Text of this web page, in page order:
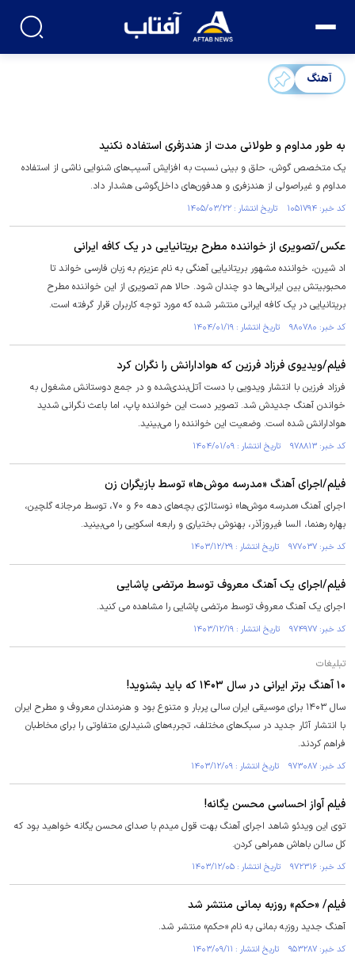
آهنگ
به طور مداوم و طولانی مدت از هندزفری استفاده نکنید
یک متخصص گوش، حلق و بینی نسبت به افزایش آسیب‌های شنوایی ناشی از استفاده
مداوم و غیراصولی از هندزفری و هدفون‌های داخل‌گوشی هشدار داد.
کد خبر: ۱۰۵۱۷۹۴ تاریخ انتشار : ۱۴۰۵/۰۳/۲۲
عکس/تصویری از خواننده مطرح بریتانیایی در یک کافه ایرانی
اد شیرن، خواننده مشهور بریتانیایی آهنگی به نام عزیزم به زبان فارسی خواند تا
محبوبیتش بین ایرانی‌ها دو چندان شود. حالا هم تصویری از این خواننده مطرح
بریتانیایی در یک کافه ایرانی منتشر شده که مورد توجه کاربران قرار گرفته است.
کد خبر: ۹۸۰۷۸۰ تاریخ انتشار : ۱۴۰۴/۰۱/۱۹
فیلم/ویدیوی فرزاد فرزین که هوادارانش را نگران کرد
فرزاد فرزین با انتشار ویدویی با دست آتل‌بندی‌شده و در جمع دوستانش مشغول به
خواندن آهنگ جدیدش شد. تصویر دست این خواننده پاپ، اما باعث نگرانی شدید
هوادارانش شده است. وضعیت این خواننده را می‌بینید.
کد خبر: ۹۷۸۸۱۳ تاریخ انتشار : ۱۴۰۴/۰۱/۰۹
فیلم/اجرای آهنگ «مدرسه موش‌ها» توسط بازیگران زن
اجرای آهنگ «مدرسه موش‌ها» نوستالژی بچه‌های دهه ۶۰ و ۷۰، توسط مرجانه گلچین،
بهاره رهنما، السا فیروز‌آذر، بهنوش بختیاری و رابعه اسکویی را می‌بینید.
کد خبر: ۹۷۷۰۳۷ تاریخ انتشار : ۱۴۰۳/۱۲/۲۹
فیلم/اجرای یک آهنگ معروف توسط مرتضی پاشایی
اجرای یک آهنگ معروف توسط مرتضی پاشایی را مشاهده می کنید.
کد خبر: ۹۷۴۹۷۷ تاریخ انتشار : ۱۴۰۳/۱۲/۱۹
تبلیغات
۱۰ آهنگ برتر ایرانی در سال ۱۴۰۳ که باید بشنوید!
سال ۱۴۰۳ برای موسیقی ایران سالی پربار و متنوع بود و هنرمندان معروف و مطرح ایران
با انتشار آثار جدید در سبک‌های مختلف، تجربه‌های شنیداری متفاوتی را برای مخاطبان
فراهم کردند.
کد خبر: ۹۷۳۰۸۷ تاریخ انتشار : ۱۴۰۳/۱۲/۰۹
فیلم آواز احساسی محسن یگانه!
توی این ویدئو شاهد اجرای آهنگ بهت قول میدم با صدای محسن یگانه خواهید بود که
کل سالن باهاش همراهی کردن.
کد خبر: ۹۷۲۳۱۶ تاریخ انتشار : ۱۴۰۳/۱۲/۰۵
فیلم/ «حکم» روزبه بمانی منتشر شد
آهنگ جدید روزبه بمانی به نام «حکم» منتشر شد.
کد خبر: ۹۵۳۲۸۷ تاریخ انتشار : ۱۴۰۳/۰۹/۱۱